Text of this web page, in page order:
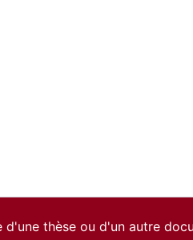
thèse ou d'un autre